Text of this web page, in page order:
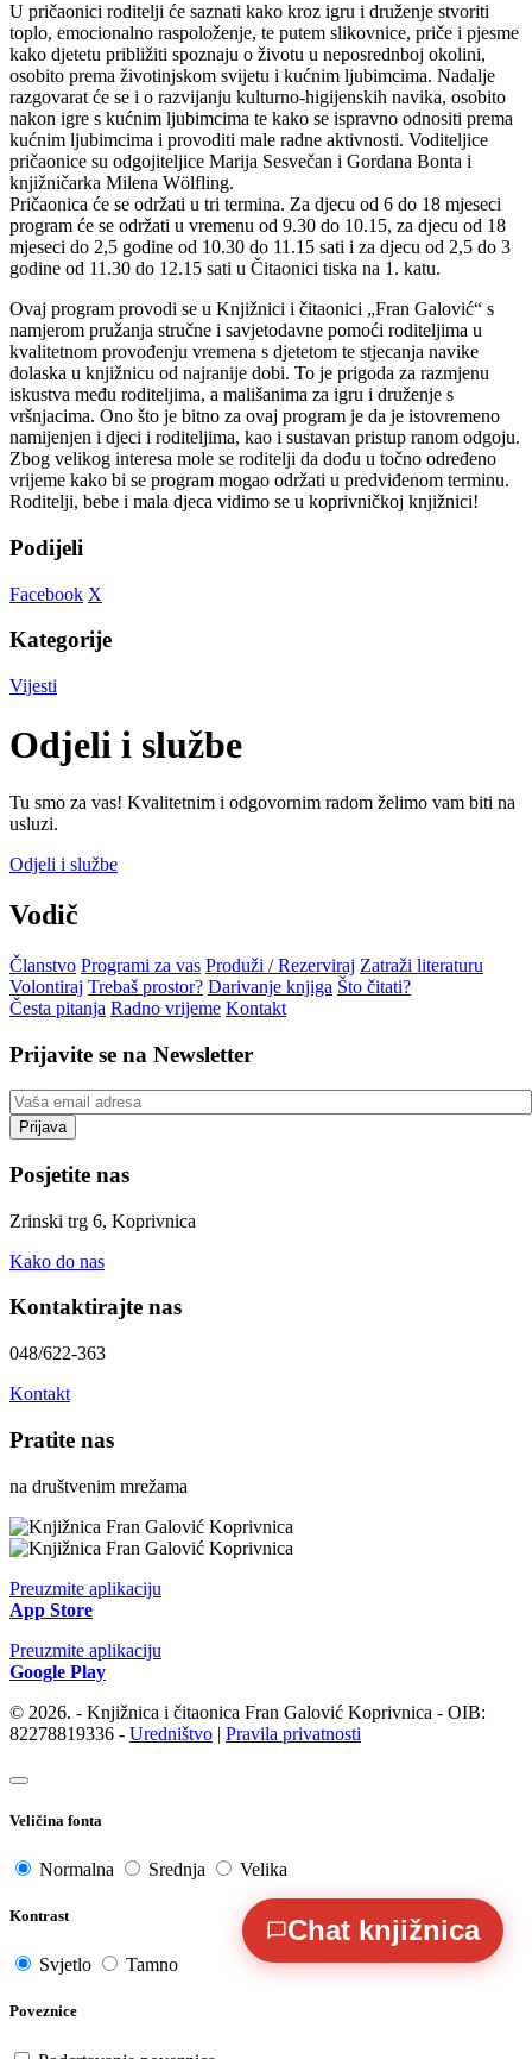
U pričaonici roditelji će saznati kako kroz igru i druženje stvoriti
toplo, emocionalno raspoloženje, te putem slikovnice, priče i pjesme
kako djetetu približiti spoznaju o životu u neposrednboj okolini,
osobito prema životinjskom svijetu i kućnim ljubimcima. Nadalje
razgovarat će se i o razvijanju kulturno-higijenskih navika, osobito
nakon igre s kućnim ljubimcima te kako se ispravno odnositi prema
kućnim ljubimcima i provoditi male radne aktivnosti. Voditeljice
pričaonice su odgojiteljice Marija Sesvečan i Gordana Bonta i
knjižničarka Milena Wölfling.
Pričaonica će se održati u tri termina. Za djecu od 6 do 18 mjeseci
program će se održati u vremenu od 9.30 do 10.15, za djecu od 18
mjeseci do 2,5 godine od 10.30 do 11.15 sati i za djecu od 2,5 do 3
godine od 11.30 do 12.15 sati u Čitaonici tiska na 1. katu.
Ovaj program provodi se u Knjižnici i čitaonici „Fran Galović“ s
namjerom pružanja stručne i savjetodavne pomoći roditeljima u
kvalitetnom provođenju vremena s djetetom te stjecanja navike
dolaska u knjižnicu od najranije dobi. To je prigoda za razmjenu
iskustva među roditeljima, a mališanima za igru i druženje s
vršnjacima. Ono što je bitno za ovaj program je da je istovremeno
namijenjen i djeci i roditeljima, kao i sustavan pristup ranom odgoju.
Zbog velikog interesa mole se roditelji da dođu u točno određeno
vrijeme kako bi se program mogao održati u predviđenom terminu.
Roditelji, bebe i mala djeca vidimo se u koprivničkoj knjižnici!
Podijeli
Facebook X
Kategorije
Vijesti
Odjeli i službe
Tu smo za vas! Kvalitetnim i odgovornim radom želimo vam biti na
usluzi.
Odjeli i službe
Vodič
Članstvo Programi za vas Produži / Rezerviraj Zatraži literaturu
Volontiraj Trebaš prostor? Darivanje knjiga Što čitati?
Česta pitanja Radno vrijeme Kontakt
Prijavite se na Newsletter
Posjetite nas
Zrinski trg 6, Koprivnica
Kako do nas
Kontaktirajte nas
048/622-363
Kontakt
Pratite nas
na društvenim mrežama
Preuzmite aplikaciju
App Store
Preuzmite aplikaciju
Google Play
© 2026. - Knjižnica i čitaonica Fran Galović Koprivnica - OIB:
82278819336 - Uredništvo | Pravila privatnosti
Veličina fonta
Normalna Srednja Velika
Kontrast
Svjetlo Tamno
Poveznice
Chat knjižnica